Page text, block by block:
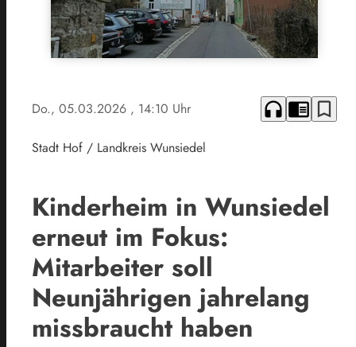
Do., 05.03.2026 , 14:10 Uhr headphones chrome_reader_mode bookmark_border
Stadt Hof / Landkreis Wunsiedel
Kinderheim in Wunsiedel
erneut im Fokus:
Mitarbeiter soll
Neunjährigen jahrelang
missbraucht haben